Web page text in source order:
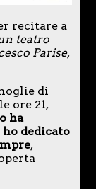
recitare a
teatro
Parise,
di
ore 21,
ha
dedicato
,